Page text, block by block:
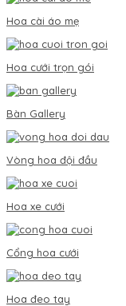
Hoa cài áo mẹ
Hoa cưới trọn gói
Bàn Gallery
Vòng hoa đội đầu
Hoa xe cưới
Cổng hoa cưới
Hoa đeo tay